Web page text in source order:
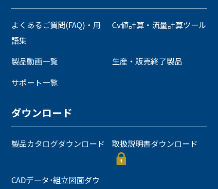
よくあるご質問(FAQ)・用
語集
Cv値計算・流量計算ツール
製品動画一覧
生産・販売終了製品
サポート一覧
ダウンロード
製品カタログダウンロード 取扱説明書ダウンロード
CADデータ･組立図面ダウ